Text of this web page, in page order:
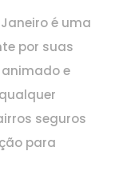
é uma
por suas
e
seguros
para